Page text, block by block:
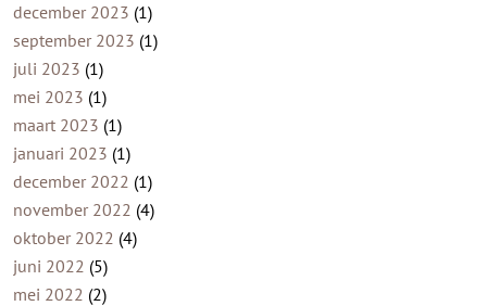
december 2023 (1)
september 2023 (1)
juli 2023 (1)
mei 2023 (1)
maart 2023 (1)
januari 2023 (1)
december 2022 (1)
november 2022 (4)
oktober 2022 (4)
juni 2022 (5)
mei 2022 (2)